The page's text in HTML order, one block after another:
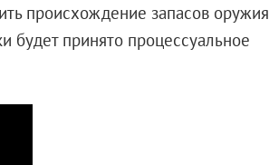
происхождение запасов оружия
будет принято процессуальное